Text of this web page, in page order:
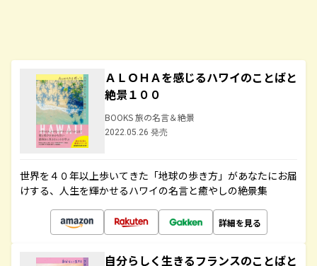
ＡＬＯＨＡを感じるハワイのことばと
絶景１００
BOOKS 旅の名言＆絶景
2022.05.26 発売
世界を４０年以上歩いてきた「地球の歩き方」があなたにお届
けする、人生を輝かせるハワイの名言と癒やしの絶景集
詳細を見る
自分らしく生きるフランスのことばと